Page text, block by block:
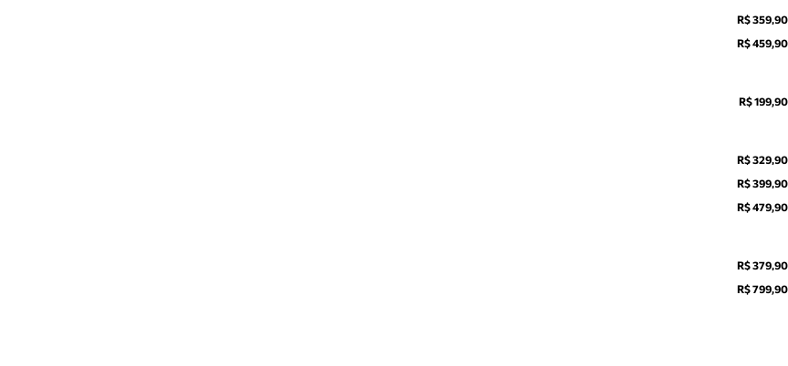
R$ 359,90
R$ 459,90
R$ 199,90
R$ 329,90
R$ 399,90
R$ 479,90
R$ 379,90
R$ 799,90